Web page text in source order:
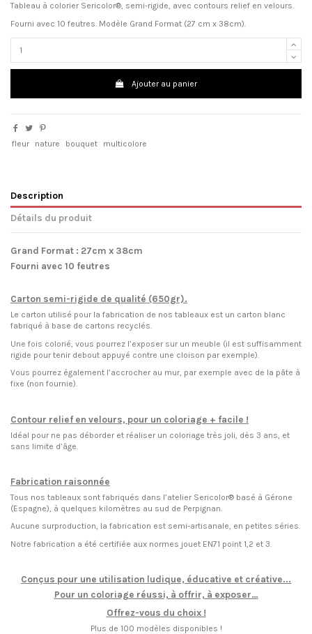
Tableau à colorier Sericolor®, semi-rigide, avec contours relief en velours.
Fourni avec 10 feutres. Modèle Grand Format (27 cm x 38cm).
Ajouter au panier
fleur nature bouquet multicolore
Description
Détails du produit
Grand Format : 27cm x 38cm
Fourni avec 10 feutres
Carton semi-rigide de qualité (650gr).
Le carton utilisé pour la fabrication de nos tableaux est un carton blanc
fabriqué à base de cartons recyclés.
Une fois colorié, vous pourrez l’exposer sur un meuble (il est suffisamment
rigide pour tenir debout appuyé contre une cloison par exemple).
Vous pourrez également l’accrocher au mur, par exemple avec de la pâte à
fixe (non fournie).
Contour relief en velours, pour un coloriage + facile !
Idéal pour ne pas déborder et réaliser un coloriage très joli, dès 3 ans, et
sans limite d’âge.
Fabrication raisonnée
Tous nos tableaux sont fabriqués dans l’atelier Sericolor® basé à Gérone
(Espagne), à quelques kilomètres au sud de Perpignan.
Aucune surproduction, la fabrication est semi-artisanale, en petites séries.
Notre fabrication a été certifiée aux normes jouet EN71 point 1,2 et 3.
Conçus pour une utilisation ludique, éducative et créative...
Pour un coloriage réussi, à offrir, à exposer…
Offrez-vous du choix !
Plus de 100 modèles disponibles !